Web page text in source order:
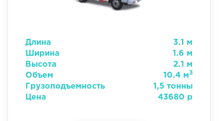
Длина
3.1 м
Ширина
1.6 м
Высота
2.1 м
Объем
10.4 м3
Грузоподъемность
1,5 тонны
Цена
43680 р